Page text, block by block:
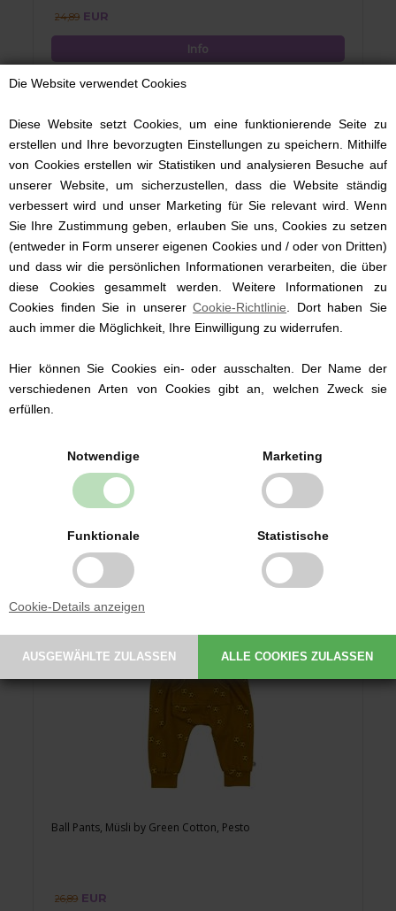
Die Website verwendet Cookies
Diese Website setzt Cookies, um eine funktionierende Seite zu
erstellen und Ihre bevorzugten Einstellungen zu speichern. Mithilfe
von Cookies erstellen wir Statistiken und analysieren Besuche auf
unserer Website, um sicherzustellen, dass die Website ständig
verbessert wird und unser Marketing für Sie relevant wird. Wenn
Sie Ihre Zustimmung geben, erlauben Sie uns, Cookies zu setzen
(entweder in Form unserer eigenen Cookies und / oder von Dritten)
und dass wir die persönlichen Informationen verarbeiten, die über
diese Cookies gesammelt werden. Weitere Informationen zu
Cookies finden Sie in unsererCookie-Richtlinie . Dort haben Sie
auch immer die Möglichkeit, Ihre Einwilligung zu widerrufen.
Hier können Sie Cookies ein- oder ausschalten. Der Name der
verschiedenen Arten von Cookies gibt an, welchen Zweck sie
erfüllen.
Notwendige Marketing
Funktionale Statistische
Cookie-Details anzeigen
24,89 EUR
Ball Front Body, Müsli by Green Cotton, Pesto, langärmelig
24,89EUR
Ball Pants, Müsli by Green Cotton, Pesto
26,89 EUR